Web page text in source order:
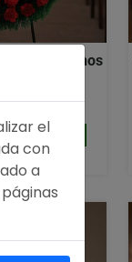
cabezal tonos
4.91 / 5
Comprar
el
con
a